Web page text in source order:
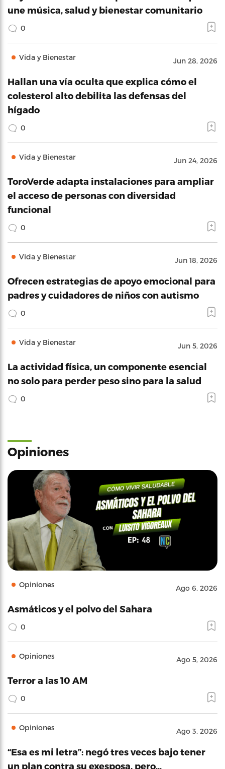
une música, salud y bienestar comunitario
0
Vida y Bienestar Jun 28, 2026
Hallan una vía oculta que explica cómo el
colesterol alto debilita las defensas del
hígado
0
Vida y Bienestar Jun 24, 2026
ToroVerde adapta instalaciones para ampliar
el acceso de personas con diversidad
funcional
0
Vida y Bienestar Jun 18, 2026
Ofrecen estrategias de apoyo emocional para
padres y cuidadores de niños con autismo
0
Vida y Bienestar Jun 5, 2026
La actividad física, un componente esencial
no solo para perder peso sino para la salud
0
Opiniones
Opiniones Ago 6, 2026
Asmáticos y el polvo del Sahara
0
Opiniones Ago 5, 2026
Terror a las 10 AM
0
Opiniones Ago 3, 2026
“Esa es mi letra”: negó tres veces bajo tener
un plan contra su exesposa, pero…